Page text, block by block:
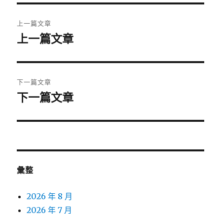
章
覽
上一篇文章
上
篇
文
章:
上一篇文章
下一篇文章
下
篇
章:
下一篇文章
彙整
2026 年 8 月
2026 年 7 月